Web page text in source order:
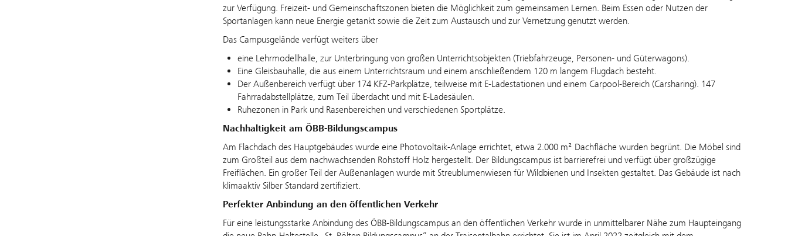
zur Verfügung. Freizeit- und Gemeinschaftszonen bieten die Möglichkeit zum gemeinsamen Lernen. Beim Essen oder Nutzen der
Sportanlagen kann neue Energie getankt sowie die Zeit zum Austausch und zur Vernetzung genutzt werden.
Das Campusgelände verfügt weiters über
eine Lehrmodellhalle, zur Unterbringung von großen Unterrichtsobjekten (Triebfahrzeuge, Personen- und Güterwagons).
Eine Gleisbauhalle, die aus einem Unterrichtsraum und einem anschließendem 120 m langem Flugdach besteht.
Der Außenbereich verfügt über 174 KFZ-Parkplätze, teilweise mit E-Ladestationen und einem Carpool-Bereich (Carsharing). 147
Fahrradabstellplätze, zum Teil überdacht und mit E-Ladesäulen.
Ruhezonen in Park und Rasenbereichen und verschiedenen Sportplätze.
Nachhaltigkeit am ÖBB-Bildungscampus
Am Flachdach des Hauptgebäudes wurde eine Photovoltaik-Anlage errichtet, etwa 2.000 m² Dachfläche wurden begrünt. Die Möbel sind
zum Großteil aus dem nachwachsenden Rohstoff Holz hergestellt. Der Bildungscampus ist barrierefrei und verfügt über großzügige
Freiflächen. Ein großer Teil der Außenanlagen wurde mit Streublumenwiesen für Wildbienen und Insekten gestaltet. Das Gebäude ist nach
klimaaktiv Silber Standard zertifiziert.
Perfekter Anbindung an den öffentlichen Verkehr
Für eine leistungsstarke Anbindung des ÖBB-Bildungscampus an den öffentlichen Verkehr wurde in unmittelbarer Nähe zum Haupteingang